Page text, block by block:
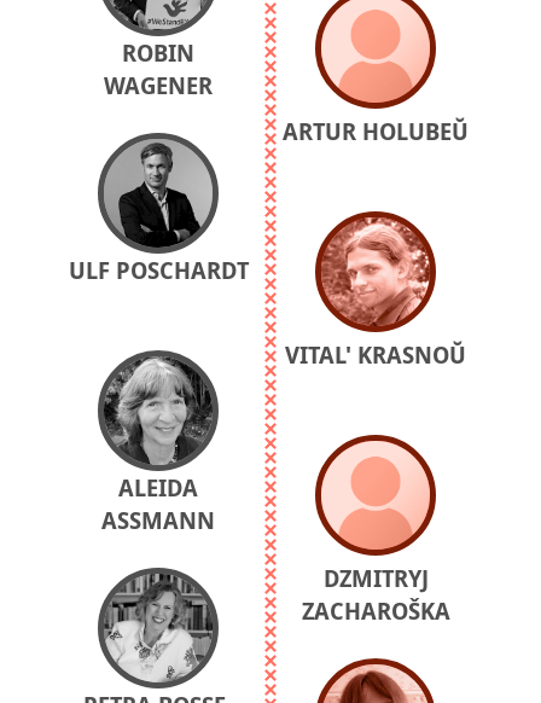
ROBIN
WAGENER
ULF POSCHARDT
ALEIDA
ASSMANN
ARTUR HOLUBEŬ
VITAL' KRASNOŬ
DZMITRYJ
ZACHAROŠKA